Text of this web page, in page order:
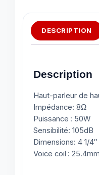
DESCRIPTION
Description
Haut-parleur de
Impédance: 8Ω
Puissance : 50W
Sensibilité: 105dB
Dimensions: 4 1/4″
Voice coil : 25.4mm